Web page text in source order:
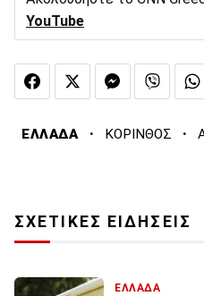
YouTube
ΕΛΛΑΔΑ · ΚΟΡΙΝΘΟΣ ·
ΣΧΕΤΙΚΕΣ ΕΙΔΗΣΕΙΣ
ΕΛΛΑΔΑ